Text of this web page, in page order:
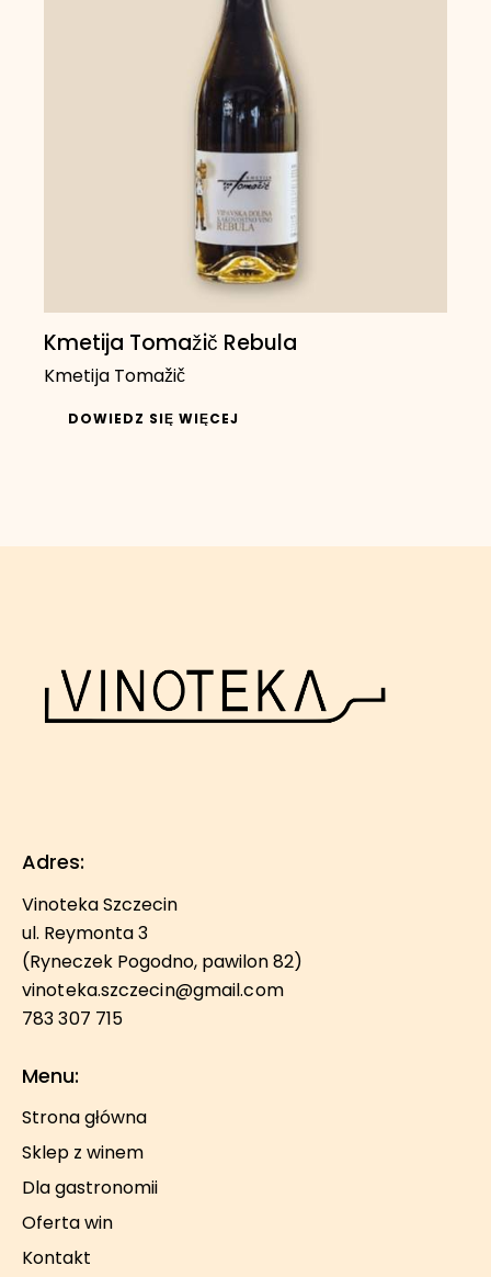
Kmetija Tomažič Rebula
Kmetija Tomažič
DOWIEDZ SIĘ WIĘCEJ
Adres:
Vinoteka Szczecin
ul. Reymonta 3
(Ryneczek Pogodno, pawilon 82)
vinoteka.szczecin@gmail.com
783 307 715
Menu:
Strona główna
Sklep z winem
Dla gastronomii
Oferta win
Kontakt